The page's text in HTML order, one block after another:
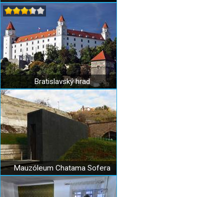
Bratislavský hrad
Mauzóleum Chatama Sofera